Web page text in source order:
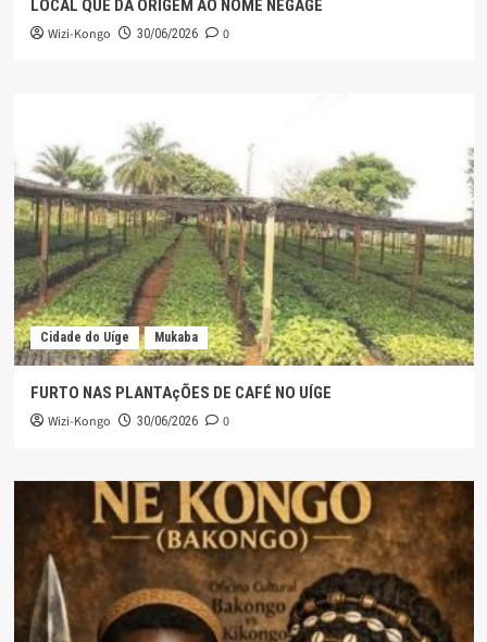
LOCAL QUE DÁ ORIGEM AO NOME NEGAGE
Wizi-Kongo 30/06/2026 0
Cidade do Uíge Mukaba
FURTO NAS PLANTAçÕES DE CAFÉ NO UÍGE
Wizi-Kongo 30/06/2026 0